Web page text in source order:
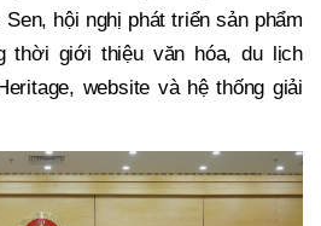
hội nghị phát triển sản phẩm
thời giới thiệu văn hóa, du lịch
website và hệ thống giải